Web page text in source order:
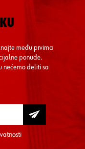
među prvima
ponude.
nećemo deliti sa